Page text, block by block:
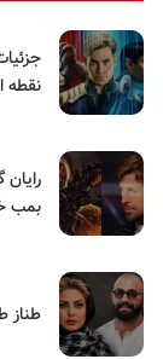
نقطه
بمب
طناز